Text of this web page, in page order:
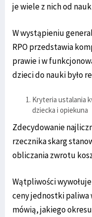
je wiele z nich od
W wystąpieniu
RPO przedstawia
prawie i w
dzieci do nauki było
Kryteria ustalania
dziecka i opiekuna
Zdecydowanie
rzecznika skarg
obliczania zwrotu
Wątpliwości
ceny jednostki paliwa
mówią, jakiego